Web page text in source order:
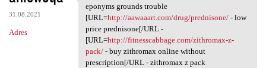
31.08.2021
Adres
In eui.uonn.absurdy
eponyms grounds trouble
[URL=http://aawaaart.com/drug/prednisone/- low
price prednisone[/URL -
[URL=http://fitnesscabbage.com/zithromax-z-
pack/- buy zithromax online without
prescription[/URL - zithromax z pack